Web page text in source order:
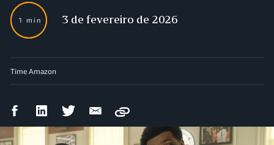
1 min 3 de fevereiro de 2026
Time Amazon
Compartilhar
Facebook
Compartilhar
LinkedIn
Compartilhar
Twitter
Compartilhar
Copy